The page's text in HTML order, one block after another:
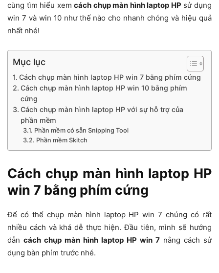
cùng tìm hiểu xemcách chụp màn hình laptop HP sử dụng
win 7 và win 10 như thế nào cho nhanh chóng và hiệu quả
nhất nhé!
Mục lục
Cách chụp màn hình laptop HP win 7 bằng phím cứng
Cách chụp màn hình laptop HP win 10 bằng phím
cứng
Cách chụp màn hình laptop HP với sự hỗ trợ của
phần mềm
Phần mềm có sẵn Snipping Tool
Phần mềm Skitch
Cách chụp màn hình laptop HP
win 7 bằng phím cứng
Để có thể chụp màn hình laptop HP win 7 chúng có rất
nhiều cách và khá dễ thực hiện. Đầu tiên, mình sẽ hướng
dẫn cách chụp màn hình laptop HP win 7 nằng cách sử
dụng bàn phím trước nhé.